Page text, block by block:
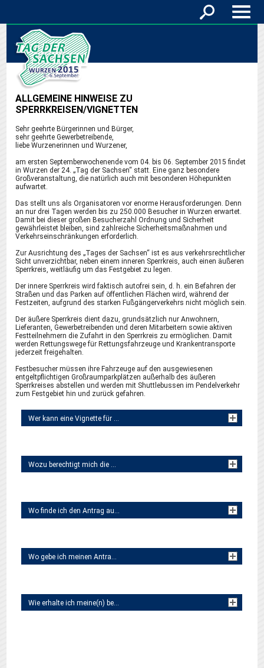
ALLGEMEINE HINWEISE ZU
SPERRKREISEN/VIGNETTEN
Sehr geehrte Bürgerinnen und Bürger,
sehr geehrte Gewerbetreibende,
liebe Wurzenerinnen und Wurzener,
am ersten Septemberwochenende vom 04. bis 06. September 2015 findet
in Wurzen der 24. „Tag der Sachsen“ statt. Eine ganz besondere
Großveranstaltung, die natürlich auch mit besonderen Höhepunkten
aufwartet.
Das stellt uns als Organisatoren vor enorme Herausforderungen. Denn
an nur drei Tagen werden bis zu 250.000 Besucher in Wurzen erwartet.
Damit bei dieser großen Besucherzahl Ordnung und Sicherheit
gewährleistet bleiben, sind zahlreiche Sicherheitsmaßnahmen und
Verkehrseinschränkungen erforderlich.
Zur Ausrichtung des „Tages der Sachsen“ ist es aus verkehrsrechtlicher
Sicht unverzichtbar, neben einem inneren Sperrkreis, auch einen äußeren
Sperrkreis, weitläufig um das Festgebiet zu legen.
Der innere Sperrkreis wird faktisch autofrei sein, d. h. ein Befahren der
Straßen und das Parken auf öffentlichen Flächen wird, während der
Festzeiten, aufgrund des starken Fußgängerverkehrs nicht möglich sein.
Der äußere Sperrkreis dient dazu, grundsätzlich nur Anwohnern,
Lieferanten, Gewerbetreibenden und deren Mitarbeitern sowie aktiven
Festteilnehmern die Zufahrt in den Sperrkreis zu ermöglichen. Damit
werden Rettungswege für Rettungsfahrzeuge und Krankentransporte
jederzeit freigehalten.
Festbesucher müssen ihre Fahrzeuge auf den ausgewiesenen
entgeltpflichtigen Großraumparkplätzen außerhalb des äußeren
Sperrkreises abstellen und werden mit Shuttlebussen im Pendelverkehr
zum Festgebiet hin und zurück gefahren.
Wer kann eine Vignette für den äußeren Sperrkreis beantragen?
Wozu berechtigt mich die Vignette?
Wo finde ich den Antrag auf Einfahrtsgenehmigung?
Wo gebe ich meinen Antrag ab?
Wie erhalte ich meine(n) beantragte(n) Vignette(n)?